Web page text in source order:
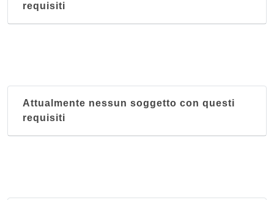
requisiti
Attualmente nessun soggetto con questi
requisiti